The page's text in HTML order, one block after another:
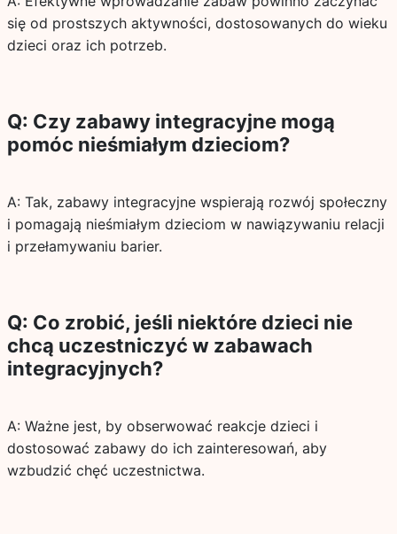
się od prostszych aktywności, dostosowanych do wieku
dzieci oraz ich potrzeb.
Q: Czy zabawy integracyjne mogą
pomóc nieśmiałym dzieciom?
A: Tak, zabawy integracyjne wspierają rozwój społeczny
i pomagają nieśmiałym dzieciom w nawiązywaniu relacji
i przełamywaniu barier.
Q: Co zrobić, jeśli niektóre dzieci nie
chcą uczestniczyć w zabawach
integracyjnych?
A: Ważne jest, by obserwować reakcje dzieci i
dostosować zabawy do ich zainteresowań, aby
wzbudzić chęć uczestnictwa.